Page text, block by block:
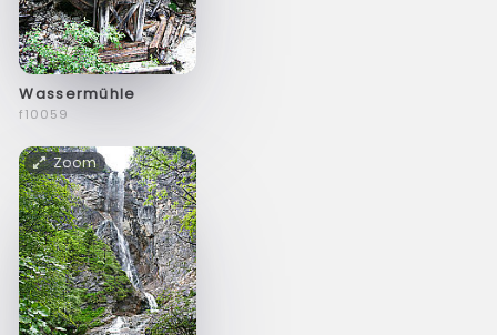
Wassermühle
f10059
Zoom